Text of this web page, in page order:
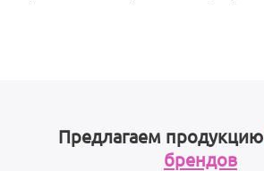
Предлагаем продукцию
брендов